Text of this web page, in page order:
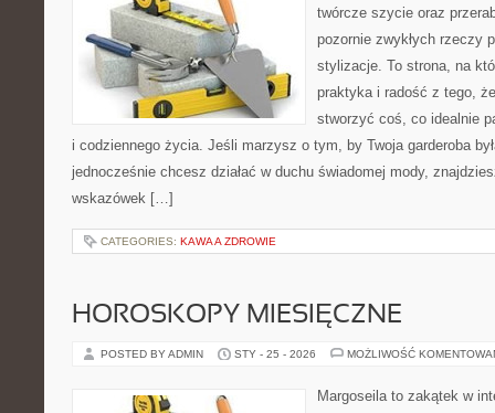
twórcze szycie oraz
pozornie zwykłych rzeczy
stylizacje. To strona, na
praktyka i radość z tego,
stworzyć coś, co idealnie
i codziennego życia. Jeśli marzysz o tym, by Twoja garderoba
jednocześnie chcesz działać w duchu świadomej mody,
wskazówek […]
CATEGORIES: KAWA A ZDROWIE
HOROSKOPY MIESIĘCZNE
POSTED BY ADMIN STY - 25 - 2026 MOŻLIWOŚĆ
Margoseila to zakątek w